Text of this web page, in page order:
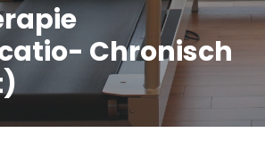
Chronisch